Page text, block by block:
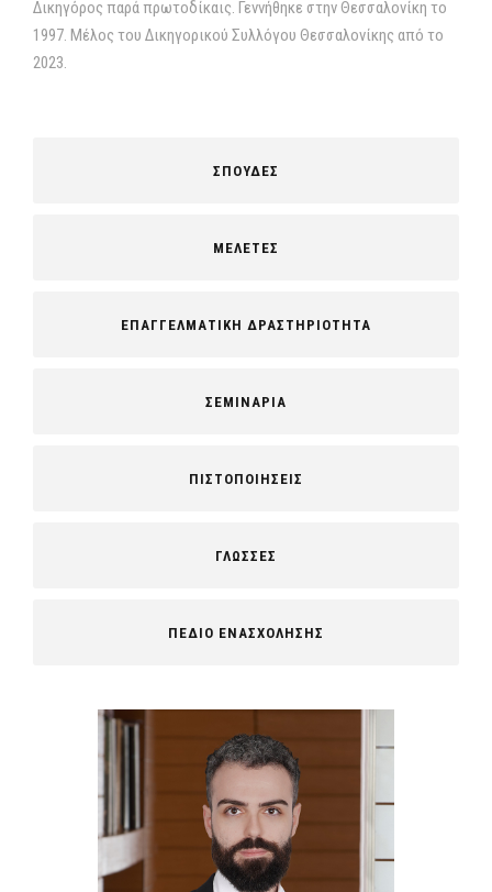
Δικηγόρος παρά πρωτοδίκαις. Γεννήθηκε στην Θεσσαλονίκη το
1997. Μέλος του Δικηγορικού Συλλόγου Θεσσαλονίκης από το
2023.
ΣΠΟΥΔΕΣ
ΜΕΛΕΤΕΣ
ΕΠΑΓΓΕΛΜΑΤΙΚΗ ΔΡΑΣΤΗΡΙΟΤΗΤΑ
ΣΕΜΙΝΑΡΙΑ
ΠΙΣΤΟΠΟΙΗΣΕΙΣ
ΓΛΩΣΣΕΣ
ΠΕΔΙΟ ΕΝΑΣΧΟΛΗΣΗΣ